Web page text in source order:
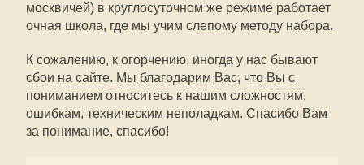
москвичей) в круглосуточном же режиме работает
очная школа, где мы учим слепому методу набора.
К сожалению, к огорчению, иногда у нас бывают
сбои на сайте. Мы благодарим Вас, что Вы с
пониманием относитесь к нашим сложностям,
ошибкам, техническим неполадкам. Спасибо Вам
за понимание, спасибо!